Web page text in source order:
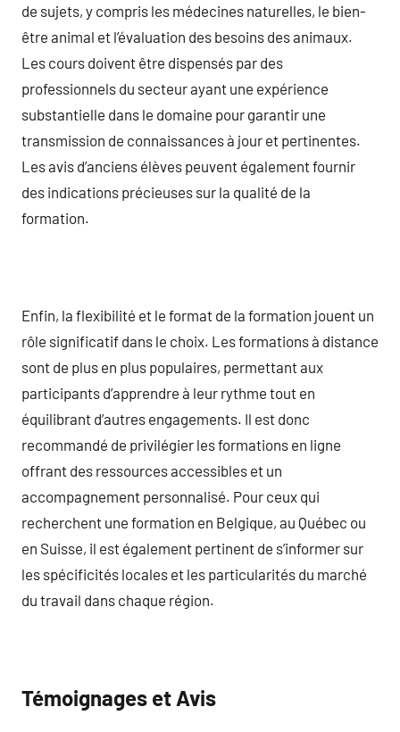
de sujets, y compris les médecines naturelles, le bien-
être animal et l’évaluation des besoins des animaux.
Les cours doivent être dispensés par des
professionnels du secteur ayant une expérience
substantielle dans le domaine pour garantir une
transmission de connaissances à jour et pertinentes.
Les avis d’anciens élèves peuvent également fournir
des indications précieuses sur la qualité de la
formation.
Enfin, la flexibilité et le format de la formation jouent un
rôle significatif dans le choix. Les formations à distance
sont de plus en plus populaires, permettant aux
participants d’apprendre à leur rythme tout en
équilibrant d’autres engagements. Il est donc
recommandé de privilégier les formations en ligne
offrant des ressources accessibles et un
accompagnement personnalisé. Pour ceux qui
recherchent une formation en Belgique, au Québec ou
en Suisse, il est également pertinent de s’informer sur
les spécificités locales et les particularités du marché
du travail dans chaque région.
Témoignages et Avis